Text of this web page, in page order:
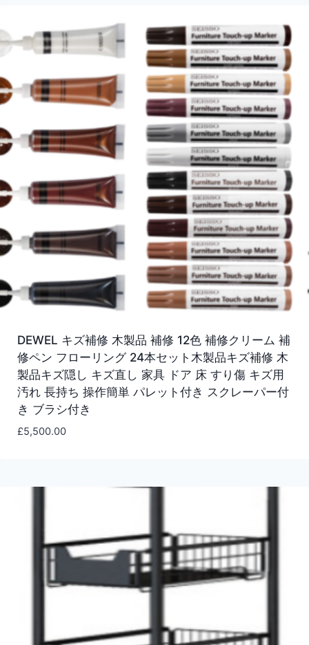
DEWEL キズ補修 木製品 補修 12色 補修クリーム 補
修ペン フローリング 24本セット木製品キズ補修 木
製品キズ隠し キズ直し 家具 ドア 床 すり傷 キズ用
汚れ 長持ち 操作簡単 パレット付き スクレーパー付
き ブラシ付き
£5,500.00